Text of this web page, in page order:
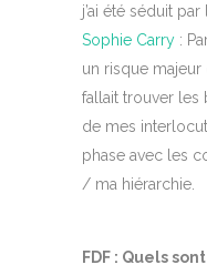
j’ai été séduit
Sophie Carry :
un risque majeur
fallait trouver les
de mes
phase avec les
/ ma hiérarchie.
FDF : Quels